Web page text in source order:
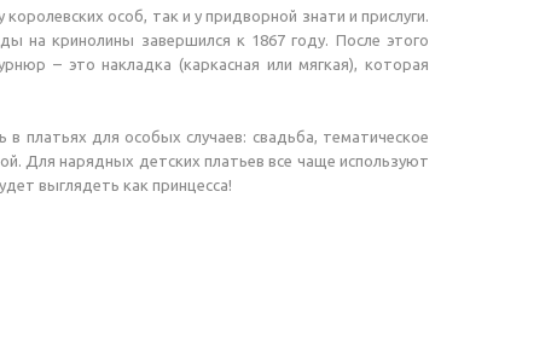
особ, так и у придворной знати и прислуги.
на кринолины завершился к 1867 году. После этого
– это накладка (каркасная или мягкая), которая
платьях для особых случаев: свадьба, тематическое
Для нарядных детских платьев все чаще используют
выглядеть как принцесса!